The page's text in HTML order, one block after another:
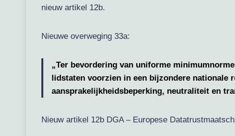
nieuw artikel 12b.
Nieuwe overweging 33a:
„Ter bevordering van uniforme
lidstaten voorzien in een bijzondere nationale
aansprakelijkheidsbeperking, neutraliteit en
Nieuw artikel 12b DGA – Europese